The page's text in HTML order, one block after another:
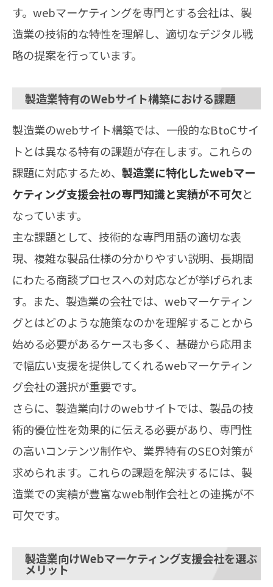
す。webマーケティングを専門とする会社は、製
造業の技術的な特性を理解し、適切なデジタル戦
略の提案を行っています。
製造業特有のWebサイト構築における課題
製造業のwebサイト構築では、一般的なBtoCサイ
トとは異なる特有の課題が存在します。これらの
課題に対応するため、 製造業に特化したwebマー
ケティング支援会社の専門知識と実績が不可欠と
なっています。
主な課題として、技術的な専門用語の適切な表
現、複雑な製品仕様の分かりやすい説明、長期間
にわたる商談プロセスへの対応などが挙げられま
す。また、製造業の会社では、webマーケティン
グとはどのような施策なのかを理解することから
始める必要があるケースも多く、基礎から応用ま
で幅広い支援を提供してくれるwebマーケティン
グ会社の選択が重要です。
さらに、製造業向けのwebサイトでは、製品の技
術的優位性を効果的に伝える必要があり、専門性
の高いコンテンツ制作や、業界特有のSEO対策が
求められます。これらの課題を解決するには、製
造業での実績が豊富なweb制作会社との連携が不
可欠です。
製造業向けWebマーケティング支援会社を選ぶ
メリット